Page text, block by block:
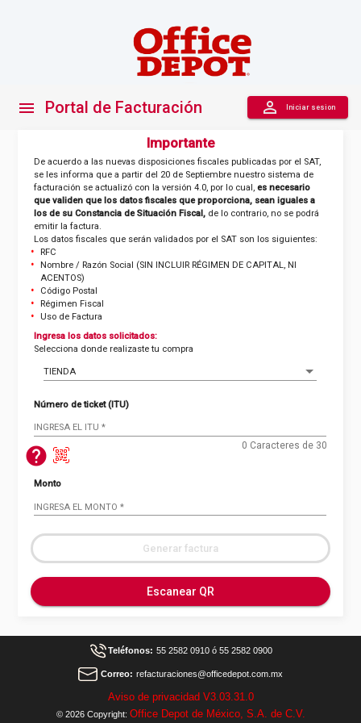
menu Portal de Facturación person_outline Iniciar sesion
Importante
De acuerdo a las nuevas disposiciones fiscales publicadas por el SAT,
se les informa que a partir del 20 de Septiembre nuestro sistema de
facturación se actualizó con la versión 4.0, por lo cual,es necesario
que validen que los datos fiscales que proporciona, sean iguales a
los de su Constancia de Situación Fiscal, de lo contrario, no se podrá
emitir la factura.
Los datos fiscales que serán validados por el SAT son los siguientes:
RFC
Nombre / Razón Social (SIN INCLUIR RÉGIMEN DE CAPITAL, NI
ACENTOS)
Código Postal
Régimen Fiscal
Uso de Factura
Ingresa los datos solicitados:
Selecciona donde realizaste tu compra
TIENDA
Número de ticket (ITU)
INGRESA EL ITU *
0 Caracteres de 30
help
Monto
INGRESA EL MONTO *
Generar factura
Escanear QR
Teléfonos: 55 2582 0910 ó 55 2582 0900
Correo: refacturaciones@officedepot.com.mx
Aviso de privacidad V3.03.31.0
© 2026 Copyright: Office Depot de México, S.A. de C.V.